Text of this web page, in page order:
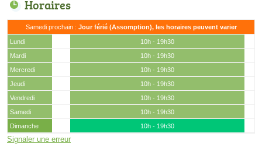
Horaires
Samedi prochain : Jour férié (Assomption), les horaires peuvent varier
Lundi
10h - 19h30
Mardi
10h - 19h30
Mercredi
10h - 19h30
Jeudi
10h - 19h30
Vendredi
10h - 19h30
Samedi
10h - 19h30
Dimanche
10h - 19h30
Signaler une erreur